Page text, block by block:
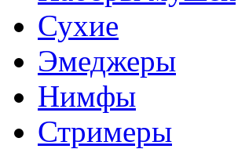
Сухие
Эмеджеры
Нимфы
Стримеры